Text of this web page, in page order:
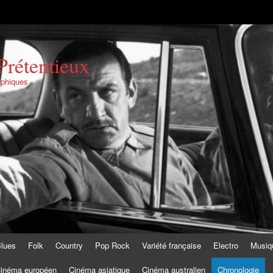
Folk Country Pop Rock Variété française Electro
européen Cinéma asiatique Cinéma australien Chronologie